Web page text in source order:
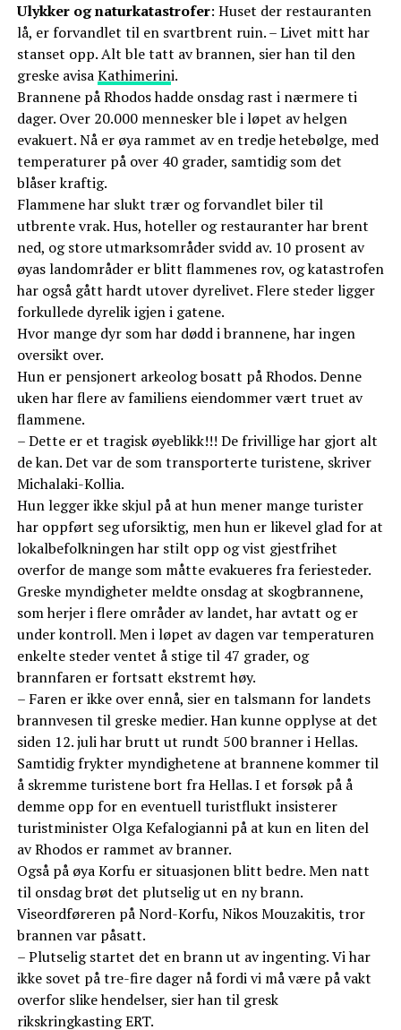
Ulykker og naturkatastrofer: Huset der restauranten
lå, er forvandlet til en svartbrent ruin. – Livet mitt har
stanset opp. Alt ble tatt av brannen, sier han til den
greske avisaKathimerini.
Brannene på Rhodos hadde onsdag rast i nærmere ti
dager. Over 20.000 mennesker ble i løpet av helgen
evakuert. Nå er øya rammet av en tredje hetebølge, med
temperaturer på over 40 grader, samtidig som det
blåser kraftig.
Flammene har slukt trær og forvandlet biler til
utbrente vrak. Hus, hoteller og restauranter har brent
ned, og store utmarksområder svidd av. 10 prosent av
øyas landområder er blitt flammenes rov, og katastrofen
har også gått hardt utover dyrelivet. Flere steder ligger
forkullede dyrelik igjen i gatene.
Hvor mange dyr som har dødd i brannene, har ingen
oversikt over.
Hun er pensjonert arkeolog bosatt på Rhodos. Denne
uken har flere av familiens eiendommer vært truet av
flammene.
– Dette er et tragisk øyeblikk!!! De frivillige har gjort alt
de kan. Det var de som transporterte turistene, skriver
Michalaki-Kollia.
Hun legger ikke skjul på at hun mener mange turister
har oppført seg uforsiktig, men hun er likevel glad for at
lokalbefolkningen har stilt opp og vist gjestfrihet
overfor de mange som måtte evakueres fra feriesteder.
Greske myndigheter meldte onsdag at skogbrannene,
som herjer i flere områder av landet, har avtatt og er
under kontroll. Men i løpet av dagen var temperaturen
enkelte steder ventet å stige til 47 grader, og
brannfaren er fortsatt ekstremt høy.
– Faren er ikke over ennå, sier en talsmann for landets
brannvesen til greske medier. Han kunne opplyse at det
siden 12. juli har brutt ut rundt 500 branner i Hellas.
Samtidig frykter myndighetene at brannene kommer til
å skremme turistene bort fra Hellas. I et forsøk på å
demme opp for en eventuell turistflukt insisterer
turistminister Olga Kefalogianni på at kun en liten del
av Rhodos er rammet av branner.
Også på øya Korfu er situasjonen blitt bedre. Men natt
til onsdag brøt det plutselig ut en ny brann.
Viseordføreren på Nord-Korfu, Nikos Mouzakitis, tror
brannen var påsatt.
– Plutselig startet det en brann ut av ingenting. Vi har
ikke sovet på tre-fire dager nå fordi vi må være på vakt
overfor slike hendelser, sier han til gresk
rikskringkasting ERT.